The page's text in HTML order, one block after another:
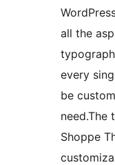
all the
every
be
need.The
Shoppe